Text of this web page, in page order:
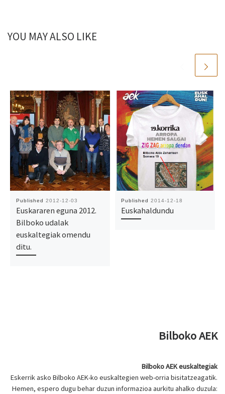
YOU MAY ALSO LIKE
Published 2012-12-03
Euskararen eguna 2012.
Bilboko udalak
euskaltegiak omendu
ditu.
Published 2014-12-18
Euskahaldundu
Bilboko AEK
Bilboko AEK euskaltegiak
Eskerrik asko Bilboko AEK-ko euskaltegien web-orria bisitatzeagatik.
Hemen, espero dugu behar duzun informazioa aurkitu ahalko duzula: